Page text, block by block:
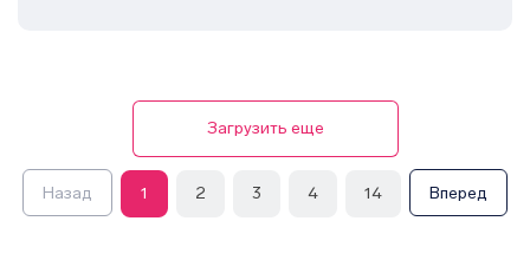
Загрузить еще
Назад 1 2 3 4 14 Вперед